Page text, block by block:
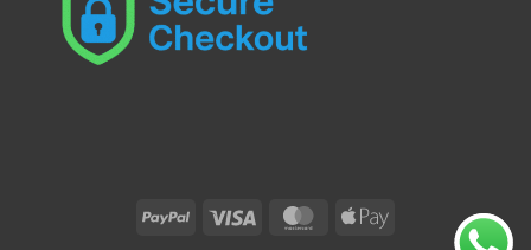
PayPal Visa MasterCardApple